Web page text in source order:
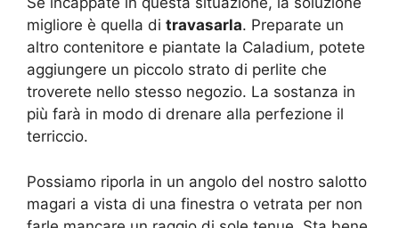
migliore è quella di travasarla. Preparate un
altro contenitore e piantate la Caladium, potete
aggiungere un piccolo strato di perlite che
troverete nello stesso negozio. La sostanza in
più farà in modo di drenare alla perfezione il
terriccio.
Possiamo riporla in un angolo del nostro salotto
magari a vista di una finestra o vetrata per non